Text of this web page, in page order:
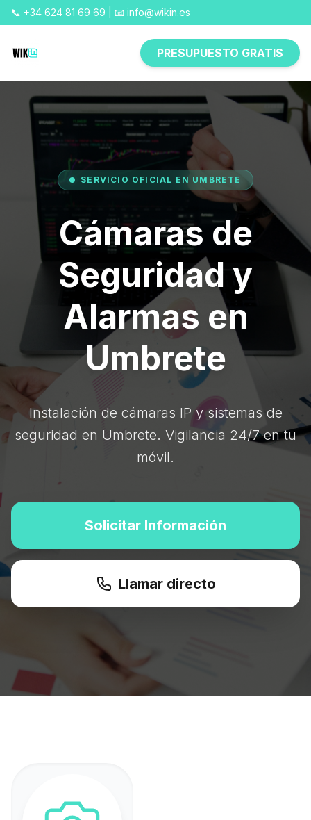
📞 +34 624 81 69 69 | 📧 info@wikin.es
PRESUPUESTO GRATIS
SERVICIO OFICIAL EN UMBRETE
Cámaras de
Seguridad y
Alarmas en
Umbrete
Instalación de cámaras IP y sistemas de
seguridad en Umbrete. Vigilancia 24/7 en tu
móvil.
Solicitar Información
Llamar directo